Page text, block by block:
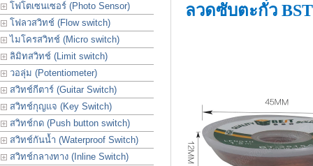
โฟโตเซนเซอร์ (Photo Sensor)
โฟลวสวิทช์ (Flow switch)
ไมโครสวิทช์ (Micro switch)
ลิมิทสวิทช์ (Limit switch)
วอลุ่ม (Potentiometer)
สวิทช์กีตาร์ (Guitar Switch)
สวิทช์กุญแจ (Key Switch)
สวิทช์กด (Push button switch)
สวิทช์กันน้ำ (Waterproof Switch)
สวิทช์กลางทาง (Inline Switch)
ลวดซับตะกั่ว